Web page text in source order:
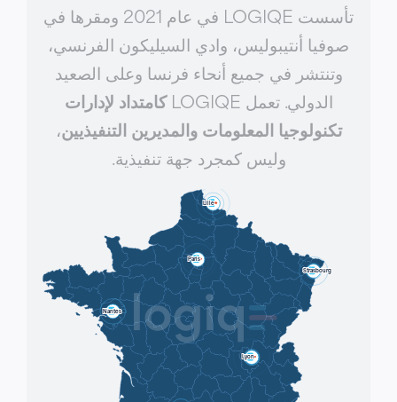
تأسست LOGIQE في عام 2021 ومقرها في
صوفيا أنتيبوليس، وادي السيليكون الفرنسي،
وتنتشر في جميع أنحاء فرنسا وعلى الصعيد
الدولي. تعمل LOGIQE
كامتداد لإدارات
تكنولوجيا المعلومات والمديرين التنفيذيين،
وليس كمجرد جهة تنفيذية.
Paris
Lille
Nantes
Lyon
Strasbourg